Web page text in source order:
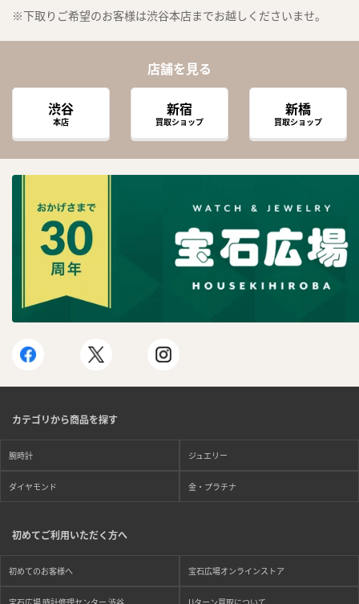
※下取りご希望のお客様は渋谷本店までお越しくださいませ。
店舗を見る
渋谷
本店
新宿
買取ショップ
新橋
買取ショップ
カテゴリから商品を探す
腕時計 ジュエリー
ダイヤモンド 金・プラチナ
初めてご利用いただく方へ
初めてのお客様へ 宝石広場オンラインストア